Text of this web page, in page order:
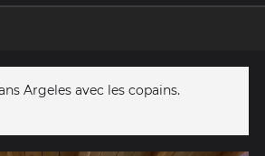
Argeles avec les copains.